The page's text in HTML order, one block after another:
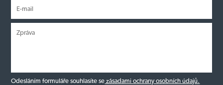
Odesláním formuláře souhlasíte se zásadami ochrany osobních údajů.